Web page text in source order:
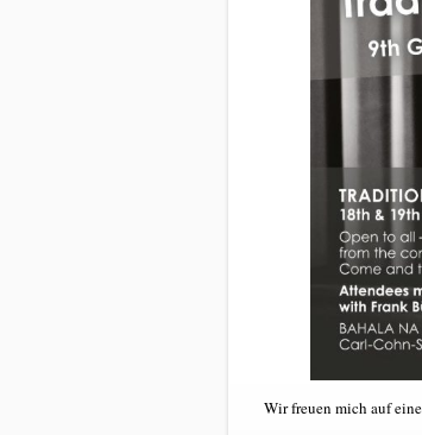
Wir freuen mich auf